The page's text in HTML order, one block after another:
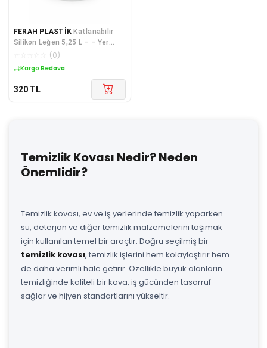
FERAH PLASTİK Katlanabilir
Silikon Leğen 5,25 L – – Yer
Kaplamaz Çok Amaçlı Leğen
(0)
Kargo Bedava
320 TL
Temizlik Kovası Nedir? Neden
Önemlidir?
Temizlik kovası, ev ve iş yerlerinde temizlik yaparken
su, deterjan ve diğer temizlik malzemelerini taşımak
için kullanılan temel bir araçtır. Doğru seçilmiş bir
temizlik kovası, temizlik işlerini hem kolaylaştırır hem
de daha verimli hale getirir. Özellikle büyük alanların
temizliğinde kaliteli bir kova, iş gücünden tasarruf
sağlar ve hijyen standartlarını yükseltir.